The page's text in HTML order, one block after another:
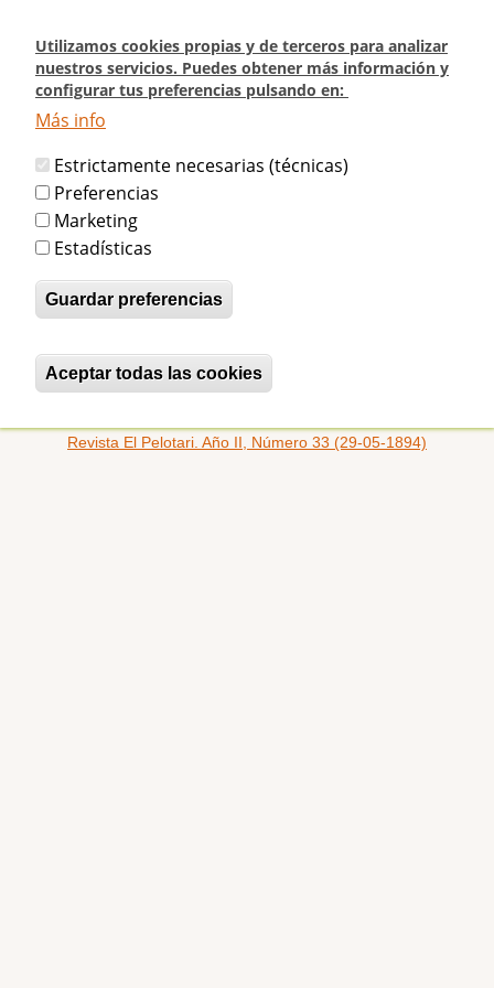
Utilizamos cookies propias y de terceros para analizar
nuestros servicios. Puedes obtener más información y
configurar tus preferencias pulsando en:
Más info
Estrictamente necesarias (técnicas)
Preferencias
Marketing
Estadísticas
Guardar preferencias
Aceptar todas las cookies
Revocar consentimiento
contenido
principal
Inicio Revista "El Pelotari". Año II. Número 33 (29-05-1894)
Revista "El Pelotari". Año II. Número
33 (29-05-1894)
betijaimadrid
Sáb, 15/08/2009 - 00:00
Número extraordinario con motivo de la inauguración
del frontón Beti-Jai de Madrid.
Revista El Pelotari. Año II, Número 33 (29-05-1894)